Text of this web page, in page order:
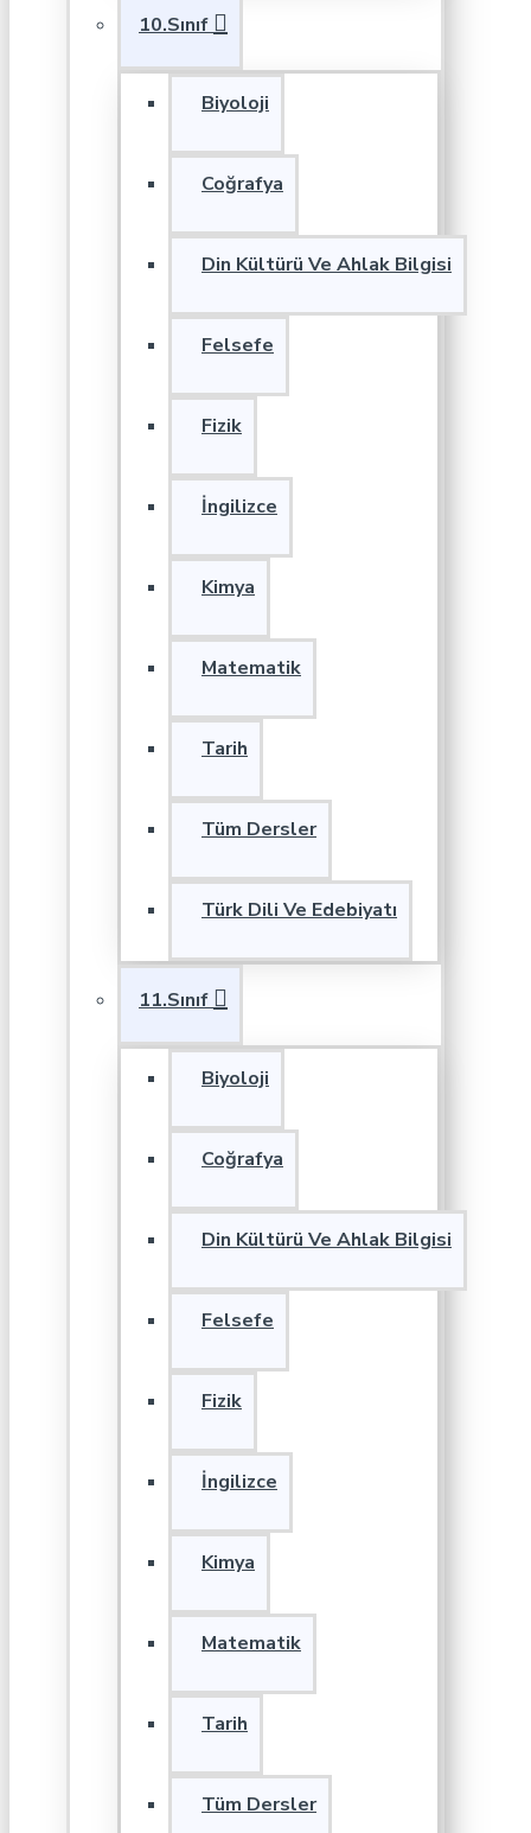
10.Sınıf
Biyoloji
Coğrafya
Din Kültürü Ve Ahlak Bilgisi
Felsefe
Fizik
İngilizce
Kimya
Matematik
Tarih
Tüm Dersler
Türk Dili Ve Edebiyatı
11.Sınıf
Biyoloji
Coğrafya
Din Kültürü Ve Ahlak Bilgisi
Felsefe
Fizik
İngilizce
Kimya
Matematik
Tarih
Tüm Dersler